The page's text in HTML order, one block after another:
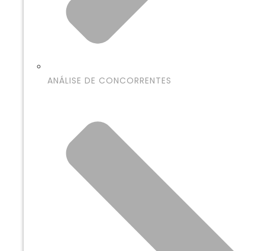
ANÁLISE DE CONCORRENTES